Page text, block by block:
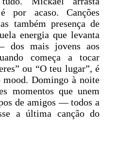
por acaso. Canções
também presença de
energia que levanta
dos mais jovens aos
começa a tocar
ou “O teu lugar”, é
Domingo à noite
momentos que unem
de amigos — todos a
a última canção do